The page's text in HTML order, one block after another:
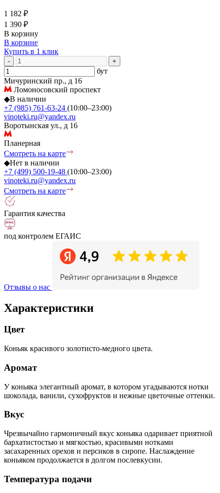
1 182 ₽
1 390 ₽
В корзину
В корзине
Купить в 1 клик
- +
бут
Мичуринский пр., д 16
Ломоносовский проспект
◆В наличии
+7 (985) 761-63-24 (10:00–23:00)
vinoteki.ru@yandex.ru
Воротынская ул., д 16
Планерная
Смотреть на карте
◆Нет в наличии
+7 (499) 500-19-48 (10:00–23:00)
vinoteki.ru@yandex.ru
Смотреть на карте
Гарантия качества
под контролем ЕГАИС
Отзывы о нас
Характеристики
Цвет
Коньяк красивого золотисто-медного цвета.
Аромат
У коньяка элегантный аромат, в котором угадываются нотки
шоколада, ванили, сухофруктов и нежные цветочные оттенки.
Вкус
Чрезвычайно гармоничный вкус коньяка одаривает приятной
бархатистостью и мягкостью, красивыми нотками
засахаренных орехов и персиков в сиропе. Наслаждение
коньяком продолжается в долгом послевкусии.
Температура подачи